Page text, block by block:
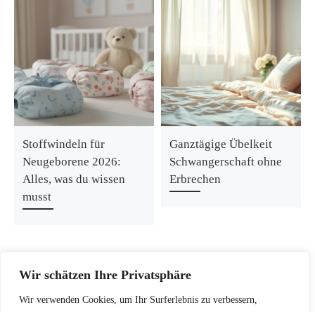
Wir schätzen Ihre Privatsphäre
Wir verwenden Cookies, um Ihr Surferlebnis zu verbessern,
Stoffwindeln für
Neugeborene 2026:
Alles, was du wissen
musst
Ganztägige Übelkeit
Schwangerschaft ohne
Erbrechen